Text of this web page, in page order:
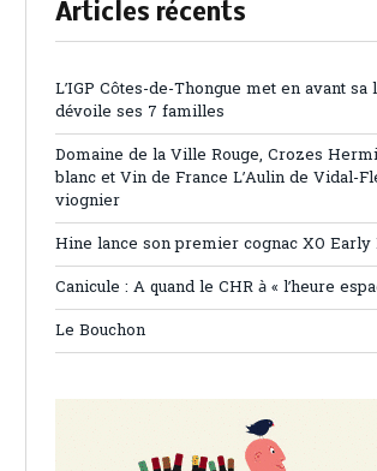
Articles récents
L’IGP Côtes-de-Thongue met en avant sa
dévoile ses 7 familles
Domaine de la Ville Rouge, Crozes
blanc et Vin de France L’Aulin de Vidal-
viognier
Hine lance son premier cognac XO Early
Canicule : A quand le CHR à « l’heure
Le Bouchon